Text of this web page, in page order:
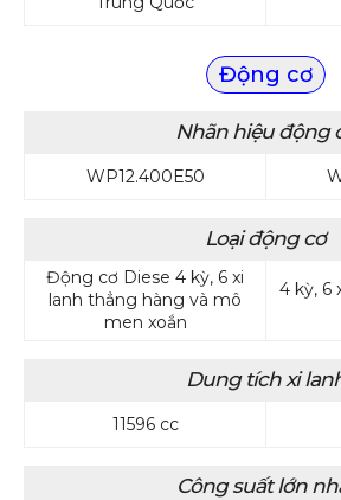
Động cơ
Nhãn hiệu động
WP12.400E50
Loại động cơ
Động cơ Diese 4 kỳ, 6 xi
lanh thẳng hàng và mô
men xoắn
4 kỳ, 6
Dung tích xi
11596 cc
Công suất lớn